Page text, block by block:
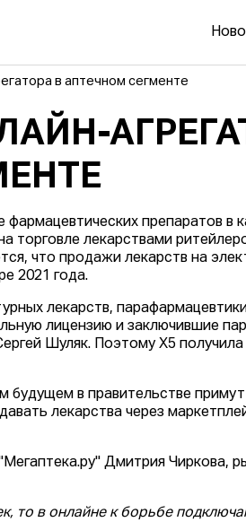
в аптечном сегменте
препаратов в
торговле лекарствами
что продажи лекарств на
2021 года.
лекарств,
лицензию и заключившие
Шуляк. Поэтому X5
будущем в правительстве
лекарства через
Дмитрия Чиркова,
то в онлайне к борьбе